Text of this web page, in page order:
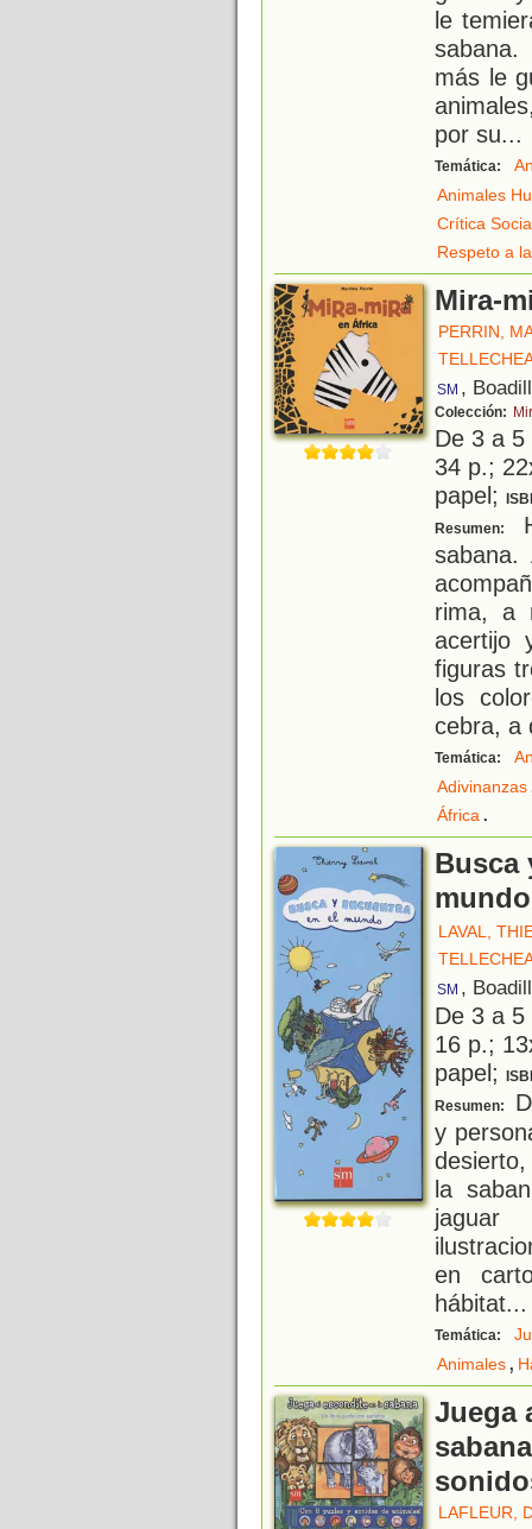
le
sabana.
más le
por su...
Temática:
Animales
Crítica
Respeto a
Mira-
PERRIN,
SM ,
Colección:
De 3 a
34 p.;
papel;
Resumen:
rima, a
acertijo
figuras
los
cebra, a
Temática:
Adivinanzas
África.
Busca
mundo
LAVAL,
SM ,
De 3 a
16 p.;
papel;
Resumen:
y
la
jaguar
en
hábitat...
Temática:
Animales,
Juega
LAFLEUR,